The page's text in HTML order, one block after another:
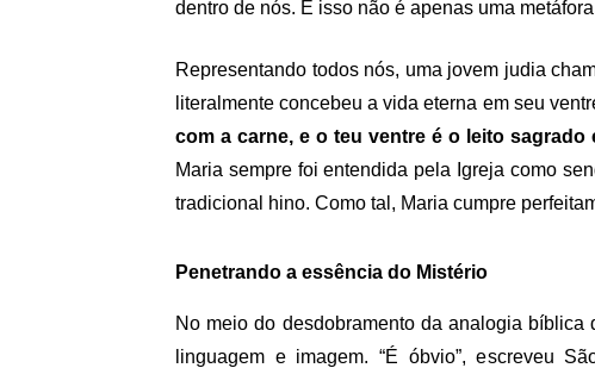
dentro de nós. E isso não é apenas uma
Representando todos nós, uma jovem judia
literalmente concebeu a vida eterna em seu
com a carne, e o teu ventre é o leito
Maria sempre foi entendida pela Igreja como
tradicional hino. Como tal, Maria cumpre
Penetrando a essência do Mistério
No meio do desdobramento da analogia
linguagem e imagem. “É óbvio”, escreveu